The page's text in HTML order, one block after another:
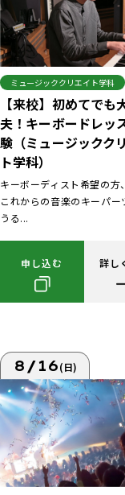
ミュージッククリエイト学科
【来校】初めてでも
夫！キーボードレッ
験（ミュージックク
ト学科）
キーボーディスト希望の方
これからの音楽のキーパー
うる...
申し込む 詳し
8/16(日)